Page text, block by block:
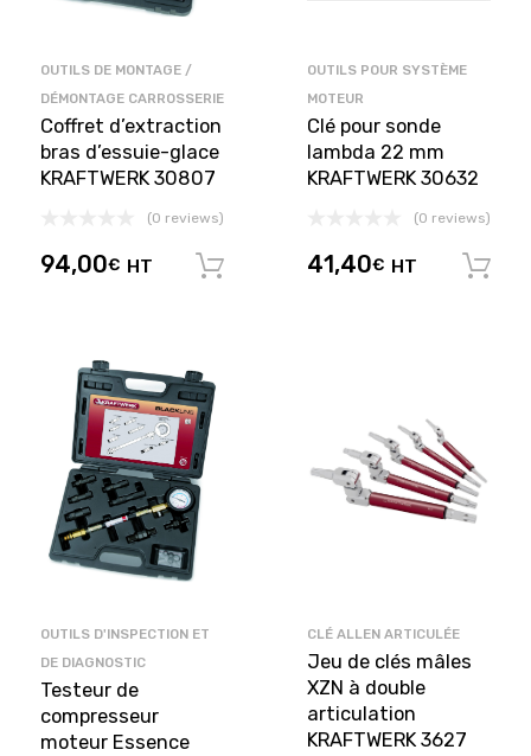
OUTILS DE MONTAGE /
DÉMONTAGE CARROSSERIE
Coffret d’extraction
bras d’essuie-glace
KRAFTWERK 30807
(0 reviews)
94,00€ HT Ajouter au panier
OUTILS POUR SYSTÈME
MOTEUR
Clé pour sonde
lambda 22 mm
KRAFTWERK 30632
(0 reviews)
41,40€ HT
OUTILS D'INSPECTION ET
DE DIAGNOSTIC
Testeur de
compresseur
moteur Essence
CLÉ ALLEN ARTICULÉE
Jeu de clés mâles
XZN à double
articulation
KRAFTWERK 3627